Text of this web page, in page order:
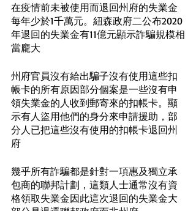
在疫情前未被使用而退回州府的失業金
每年少於1千萬元。紐森政府二公布2020
年退回的失業金有11億元顯示詐騙規模相
當龐大
州府官員沒有給出騙子沒有使用這些扣
帳卡的所有原因部分個案是一些沒有申
領失業金的人收到郵寄來的扣帳卡。顯
示有人盜用他們的身分來申請援助，部
分人已把這些沒有使用的扣帳卡退回州
府
幾乎所有詐騙都是針對一項惠及獨立承
包商的聯邦計劃，這類人士通常沒有資
格領取失業金因此這次退回的失業金大